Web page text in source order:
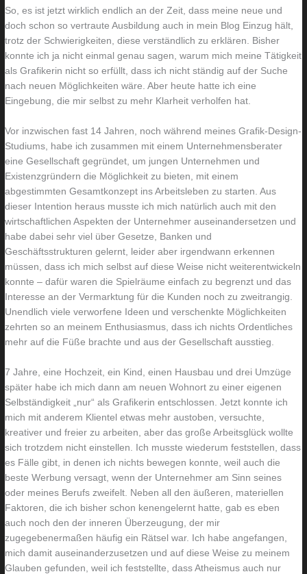
So, es ist jetzt wirklich endlich an der Zeit, dass meine neue und
doch schon so vertraute Ausbildung auch in mein Blog Einzug hält,
trotz der Schwierigkeiten, diese verständlich zu erklären. Bisher
konnte ich ja nicht einmal genau sagen, warum mich meine Tätigkeit
als Grafikerin nicht so erfüllt, dass ich nicht ständig auf der Suche
nach neuen Möglichkeiten wäre. Aber heute hatte ich eine
Eingebung, die mir selbst zu mehr Klarheit verholfen hat.
Vor inzwischen fast 14 Jahren, noch während meines Grafik-Design-
Studiums, habe ich zusammen mit einem Unternehmensberater
eine Gesellschaft gegründet, um jungen Unternehmen und
Existenzgründern die Möglichkeit zu bieten, mit einem
abgestimmten Gesamtkonzept ins Arbeitsleben zu starten. Aus
dieser Intention heraus musste ich mich natürlich auch mit den
wirtschaftlichen Aspekten der Unternehmer auseinandersetzen und
habe dabei sehr viel über Gesetze, Banken und
Geschäftsstrukturen gelernt, leider aber irgendwann erkennen
müssen, dass ich mich selbst auf diese Weise nicht weiterentwickeln
konnte – dafür waren die Spielräume einfach zu begrenzt und das
Interesse an der Vermarktung für die Kunden noch zu zweitrangig.
Unendlich viele verworfene Ideen und verschenkte Möglichkeiten
zehrten so an meinem Enthusiasmus, dass ich nichts Ordentliches
mehr auf die Füße brachte und aus der Gesellschaft ausstieg.
7 Jahre, eine Hochzeit, ein Kind, einen Hausbau und drei Umzüge
später habe ich mich dann am neuen Wohnort zu einer eigenen
Selbständigkeit „nur“ als Grafikerin entschlossen. Jetzt konnte ich
mich mit anderem Klientel etwas mehr austoben, versuchte,
kreativer und freier zu arbeiten, aber das große Arbeitsglück wollte
sich trotzdem nicht einstellen. Ich musste wiederum feststellen, dass
es Fälle gibt, in denen ich nichts bewegen konnte, weil auch die
beste Werbung versagt, wenn der Unternehmer am Sinn seines
oder meines Berufs zweifelt. Neben all den äußeren, materiellen
Faktoren, die ich bisher schon kenengelernt hatte, gab es eben
auch noch den der inneren Überzeugung, der mir
zugegebenermaßen häufig ein Rätsel war. Ich habe angefangen,
mich damit auseinanderzusetzen und auf diese Weise zu meinem
Glauben gefunden, weil ich feststellte, dass Atheismus auch nur
n
u
r
e
i
m
a
o
n
z
i
m
e
r